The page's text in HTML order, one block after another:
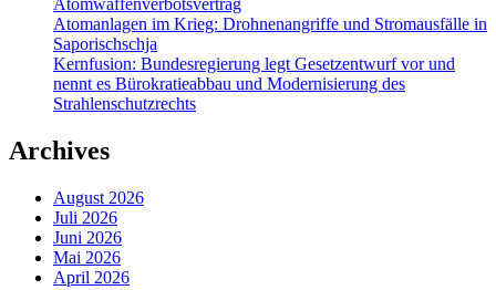
Atomwaffenverbotsvertrag
Atomanlagen im Krieg: Drohnenangriffe und Stromausfälle in
Saporischschja
Kernfusion: Bundesregierung legt Gesetzentwurf vor und
nennt es Bürokratieabbau und Modernisierung des
Strahlenschutzrechts
Archives
August 2026
Juli 2026
Juni 2026
Mai 2026
April 2026